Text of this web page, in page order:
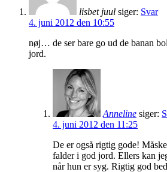
lisbet juul siger: Svar
4. juni 2012 den 10:55
nøj… de ser bare go ud de banan
jord.
Anneline siger:
4. juni 2012 den 11:25
De er også rigtig gode!
falder i god jord. Ellers kan
når hun er syg. Rigtig god